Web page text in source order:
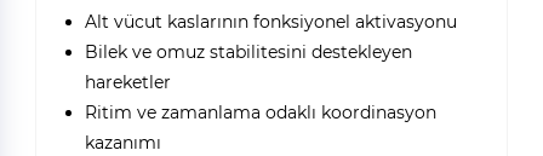
Alt vücut kaslarının fonksiyonel aktivasyonu
Bilek ve omuz stabilitesini destekleyen
hareketler
Ritim ve zamanlama odaklı koordinasyon
kazanımı